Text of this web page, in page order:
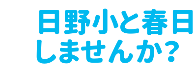
日野小と春
しませんか？